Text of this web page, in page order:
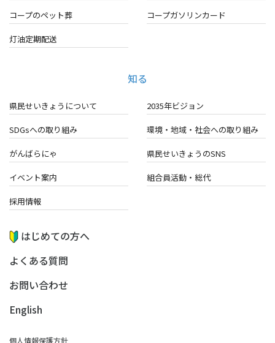
コープのペット葬 コープガソリンカード
灯油定期配送
知る
県民せいきょうについて 2035年ビジョン
SDGsへの取り組み 環境・地域・ 社会への取り組み
がんばらにゃ 県民せいきょうのSNS
イベント案内 組合員活動・総代
採用情報
はじめての方へ
よくある質問
お問い合わせ
English
個人情報保護方針